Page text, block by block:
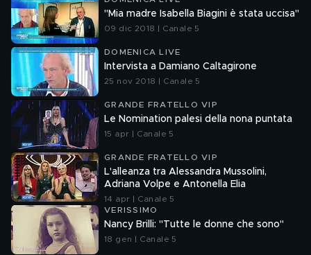
"Mia madre Isabella Biagini è stata uccisa"
09 dic 2018 | Canale 5
DOMENICA LIVE
Intervista a Damiano Caltagirone
25 nov 2018 | Canale 5
GRANDE FRATELLO VIP
Le Nomination palesi della nona puntata
15 apr | Canale 5
GRANDE FRATELLO VIP
L'alleanza tra Alessandra Mussolini,
Adriana Volpe e Antonella Elia
14 apr | Canale 5
VERISSIMO
Nancy Brilli: "Tutte le donne che sono"
18 gen | Canale 5